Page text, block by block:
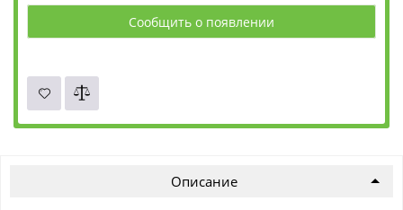
Сообщить о появлении
Описание